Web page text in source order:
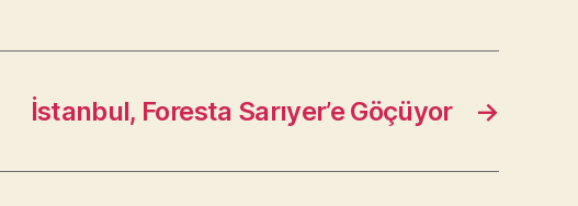
→
İstanbul, Foresta Sarıyer’e Göçüyor